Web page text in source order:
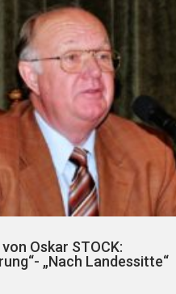
von Oskar STOCK:
„Nach Landessitte“